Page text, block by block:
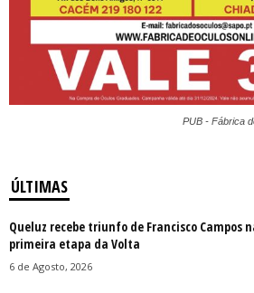
PUB - Fábrica
ÚLTIMAS
Queluz recebe triunfo de Francisco Campos
primeira etapa da Volta
6 de Agosto, 2026